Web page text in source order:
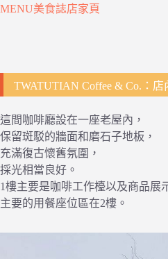
MENU美食誌店家頁
TWATUTIAN Coffee & Co.：店
這間咖啡廳設在一座老屋內，
保留斑駁的牆面和磨石子地板，
充滿復古懷舊氛圍，
採光相當良好。
1樓主要是咖啡工作檯以及商品展
主要的用餐座位區在2樓。